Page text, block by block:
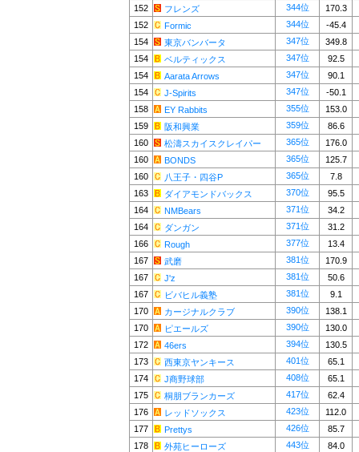
152
フレンズ 344位
170.3
152
Formic 344位
-45.4
154
東京バンバータ 347位
349.8
154
ベルティックス 347位
92.5
154
Aarata Arrows 347位
90.1
154
J-Spirits 347位
-50.1
158
EY Rabbits 355位
153.0
159
阪和興業 359位
86.6
160
松濤スカイスクレイパー 365位
176.0
160
BONDS 365位
125.7
160
八王子・四谷P 365位
7.8
163
ダイアモンドバックス 370位
95.5
164
NMBears 371位
34.2
164
ダンガン 371位
31.2
166
Rough 377位
13.4
167
武磨 381位
170.9
167
J'z 381位
50.6
167
ビバヒル義塾 381位
9.1
170
カージナルクラブ 390位
138.1
170
ピエールズ 390位
130.0
172
46ers 394位
130.5
173
西東京ヤンキース 401位
65.1
174
J商野球部 408位
65.1
175
桐朋ブランカーズ 417位
62.4
176
レッドソックス 423位
112.0
177
Prettys 426位
85.7
178
外苑ヒーローズ 443位
84.0